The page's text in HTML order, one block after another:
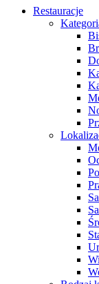
Restauracje